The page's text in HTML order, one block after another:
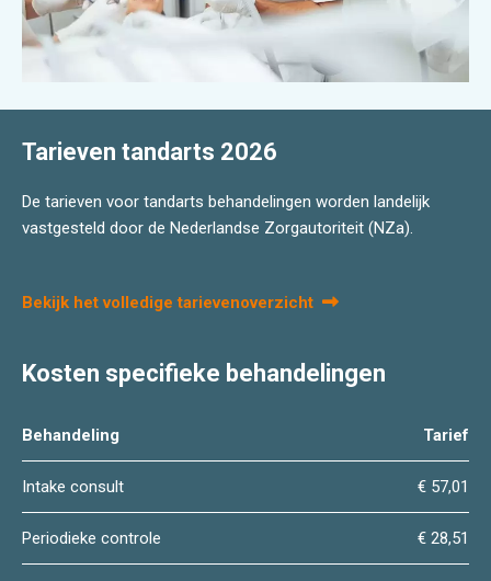
Tarieven tandarts 2026
De tarieven voor tandarts behandelingen worden landelijk
vastgesteld door de Nederlandse Zorgautoriteit (NZa).
Bekijk het volledige tarievenoverzicht
Kosten specifieke behandelingen
Behandeling Tarief
Intake consult € 57,01
Periodieke controle € 28,51